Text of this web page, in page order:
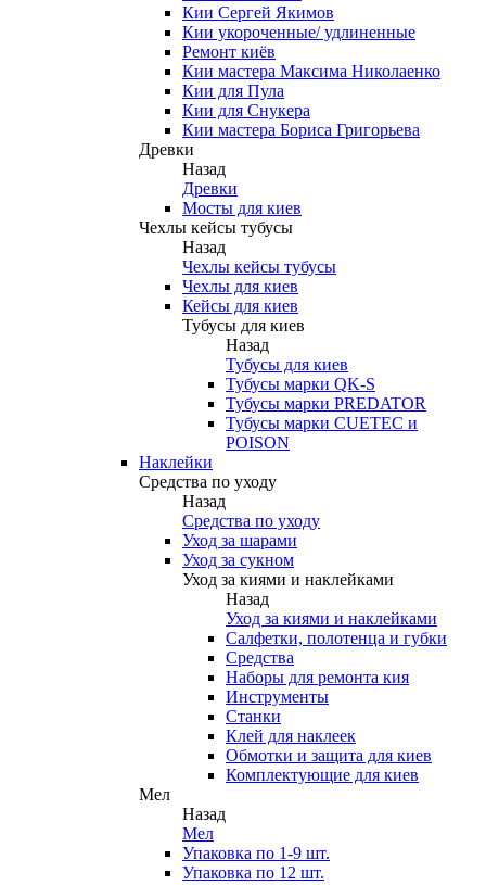
Кии Сергей Якимов
Кии укороченные/ удлиненные
Ремонт киёв
Кии мастера Максима Николаенко
Кии для Пула
Кии для Снукера
Кии мастера Бориса Григорьева
Древки
Назад
Древки
Мосты для киев
Чехлы кейсы тубусы
Назад
Чехлы кейсы тубусы
Чехлы для киев
Кейсы для киев
Тубусы для киев
Назад
Тубусы для киев
Тубусы марки QK-S
Тубусы марки PREDATOR
Тубусы марки CUETEC и
POISON
Наклейки
Средства по уходу
Назад
Средства по уходу
Уход за шарами
Уход за сукном
Уход за киями и наклейками
Назад
Уход за киями и наклейками
Салфетки, полотенца и губки
Средства
Наборы для ремонта кия
Инструменты
Станки
Клей для наклеек
Обмотки и защита для киев
Комплектующие для киев
Мел
Назад
Мел
Упаковка по 1-9 шт.
Упаковка по 12 шт.